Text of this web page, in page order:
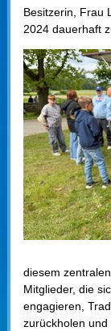
Besitzerin, Frau
2024 dauerhaft
diesem
Mitglieder, die
engagieren,
zurückholen